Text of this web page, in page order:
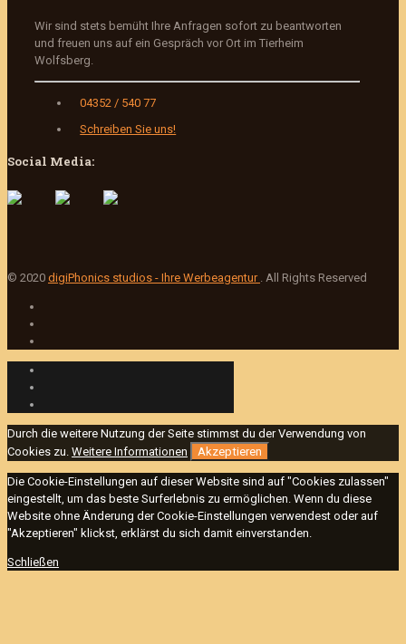
Wir sind stets bemüht Ihre Anfragen sofort zu beantworten
und freuen uns auf ein Gespräch vor Ort im Tierheim
Wolfsberg.
04352 / 540 77
Schreiben Sie uns!
Social Media:
© 2020 digiPhonics studios - Ihre Werbeagentur . All Rights Reserved
Durch die weitere Nutzung der Seite stimmst du der Verwendung von
Cookies zu. Weitere Informationen Akzeptieren
Die Cookie-Einstellungen auf dieser Website sind auf "Cookies zulassen"
eingestellt, um das beste Surferlebnis zu ermöglichen. Wenn du diese
Website ohne Änderung der Cookie-Einstellungen verwendest oder auf
"Akzeptieren" klickst, erklärst du sich damit einverstanden.
Schließen